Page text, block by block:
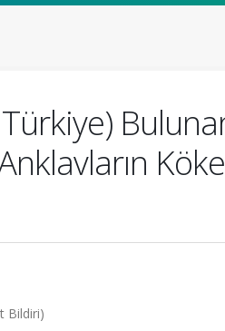
Bildiri)